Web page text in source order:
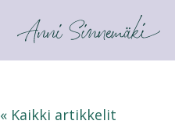
ANNI
« Kaikki artikkelit